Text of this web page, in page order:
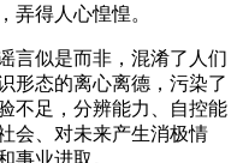
弄得人心惶惶。
言似是而非，混淆了人们
形态的离心离德，污染了
不足，分辨能力、自控能
会、对未来产生消极情
事业进取。